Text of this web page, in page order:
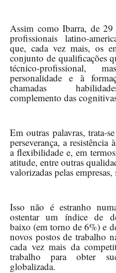
Assim como Ibarra, de
profissionais latino-
que, cada vez mais, os
conjunto de qualificações
técnico-profissional,
personalidade e à
chamadas
complemento das
Em outras palavras, trata-
perseverança, a resistência
a flexibilidade e, em
atitude, entre outras
valorizadas pelas
Isso não é estranho
ostentar um índice de
baixo (em torno de 6%) e
novos postos de trabalho
cada vez mais da
trabalho para obter
globalizada.